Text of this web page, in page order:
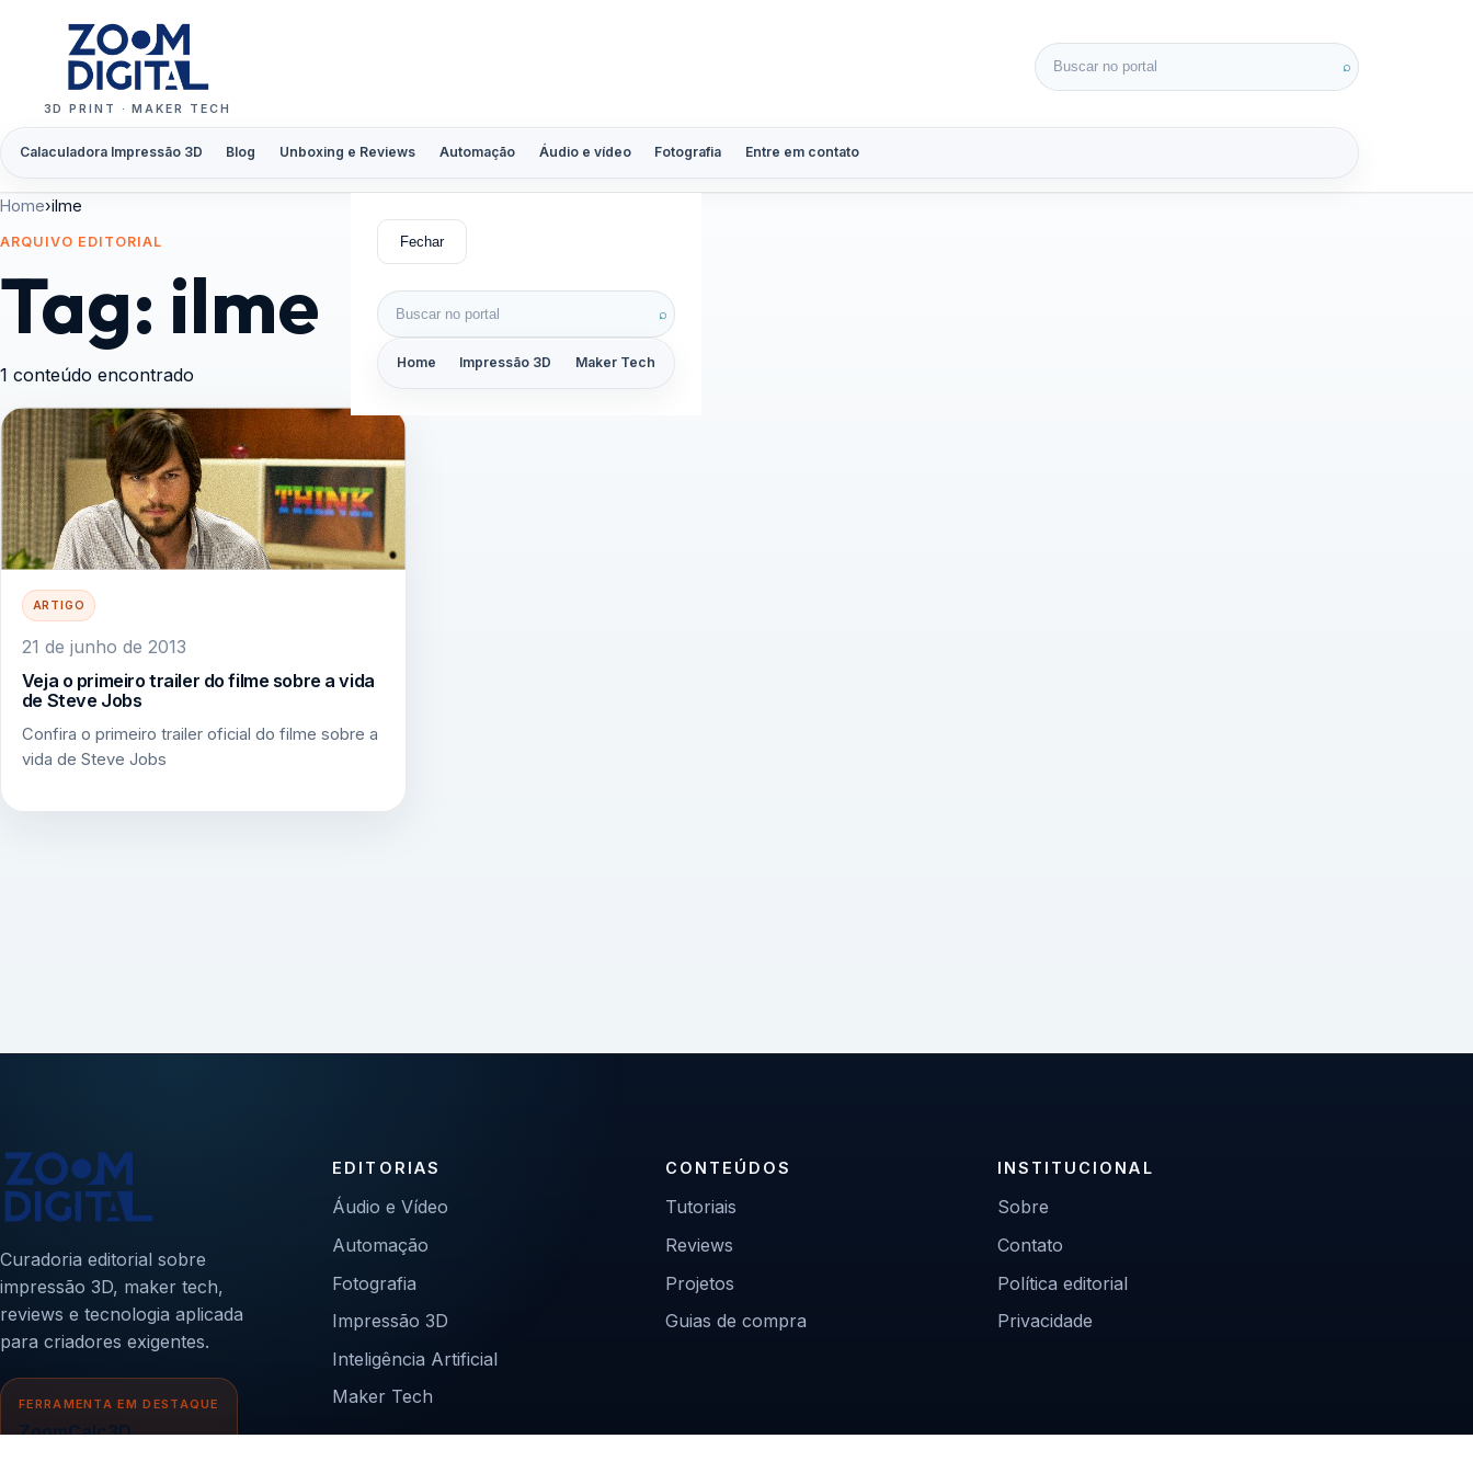
3D PRINT · MAKER TECH
Calaculadora Impressão 3D Blog Unboxing e Reviews Automação Áudio e vídeo Fotografia Entre em contato
Buscar por: ⌕
Fechar
Buscar por: ⌕
Home Impressão 3D Maker Tech
Home›ilme
ARQUIVO EDITORIAL
Tag: ilme
1 conteúdo encontrado
ARTIGO
21 de junho de 2013
Veja o primeiro trailer do filme sobre a vida
de Steve Jobs
Confira o primeiro trailer oficial do filme sobre a
vida de Steve Jobs
Curadoria editorial sobre
impressão 3D, maker tech,
reviews e tecnologia aplicada
para criadores exigentes.
FERRAMENTA EM DESTAQUE
ZoomCalc3D
EDITORIAS
Áudio e Vídeo
Automação
Fotografia
Impressão 3D
Inteligência Artificial
Maker Tech
CONTEÚDOS
Tutoriais
Reviews
Projetos
Guias de compra
INSTITUCIONAL
Sobre
Contato
Política editorial
Privacidade